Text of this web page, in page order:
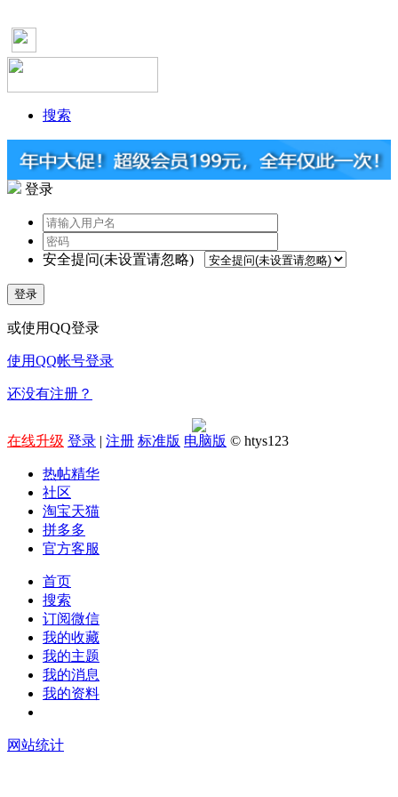
搜索
登录
安全提问(未设置请忽略)
登录
或使用QQ登录
使用QQ帐号登录
还没有注册？
在线升级 登录 | 注册 标准版 电脑版 © htys123
热帖精华
社区
淘宝天猫
拼多多
官方客服
首页
搜索
订阅微信
我的收藏
我的主题
我的消息
我的资料
网站统计